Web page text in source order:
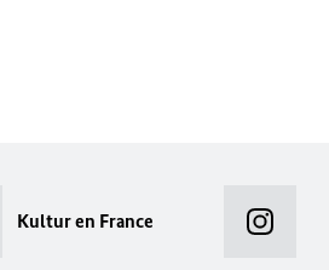
Kultur en France